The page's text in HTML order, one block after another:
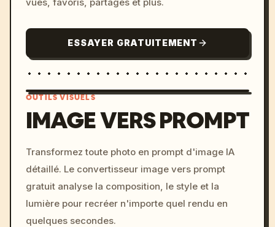
ESSAYER GRATUITEMENT
c, cyberpunk sunset, neon
colors, 8k --v 6.0
OUTILS VISUELS
IMAGE VERS PROMPT
Transformez toute photo en prompt d'image IA
détaillé. Le convertisseur image vers prompt
gratuit analyse la composition, le style et la
lumière pour recréer n'importe quel rendu en
quelques secondes.